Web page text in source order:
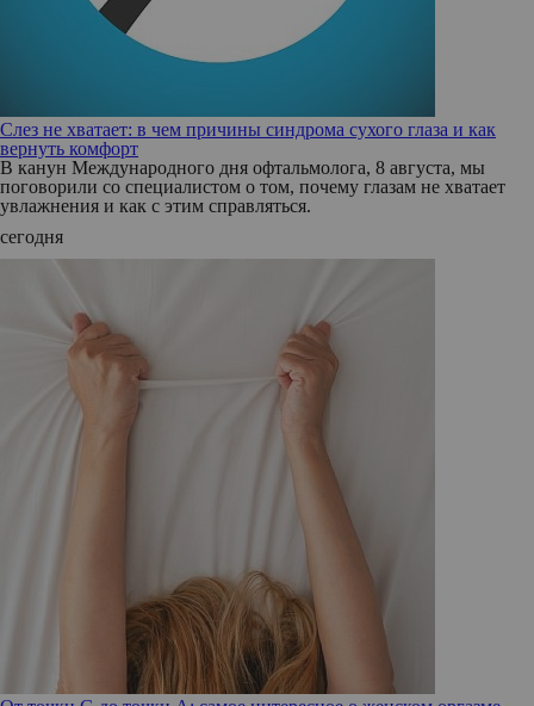
Слез не хватает: в чем причины синдрома сухого глаза и как
вернуть комфорт
В канун Международного дня офтальмолога, 8 августа, мы
поговорили со специалистом о том, почему глазам не хватает
увлажнения и как с этим справляться.
сегодня